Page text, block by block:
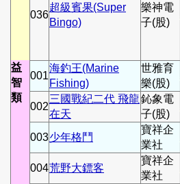
036
超級賓果(Super
Bingo)
樂神電
子(股)
益
智
類
001
海釣王(Marine
Fishing)
世雅育
樂(股)
002
三國戰紀二代 飛龍
在天
鈊象電
子(股)
003少年格鬥
寶祥企
業社
004荒野大鏢客
寶祥企
業社